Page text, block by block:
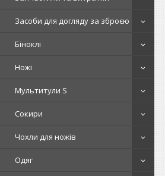
Засоби для догляду за зброєю
Біноклі
Ножі
Мультитули S
Сокири
Чохли для ножів
Одяг